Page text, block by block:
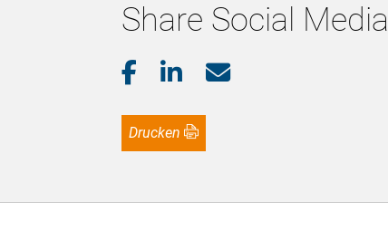
Share Social Media
Drucken